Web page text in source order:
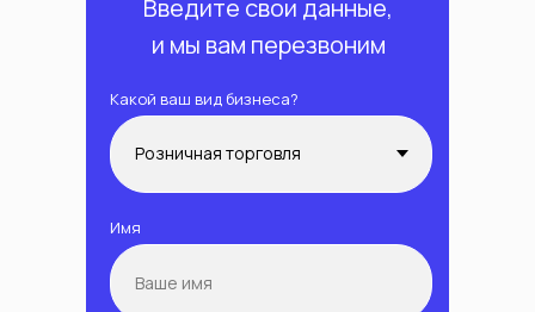
Введите свои данные,
и мы вам перезвоним
Какой ваш вид бизнеса?
Имя